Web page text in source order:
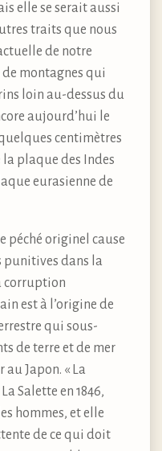
elle se serait aussi
traits que nous
de notre
de montagnes qui
loin au-dessus du
aujourd’hui le
centimètres
plaque des Indes
eurasienne de
péché originel cause
punitives dans la
corruption
est à l’origine de
qui sous-
de terre et de mer
au Japon. « La
Salette en 1846,
hommes, et elle
de ce qui doit